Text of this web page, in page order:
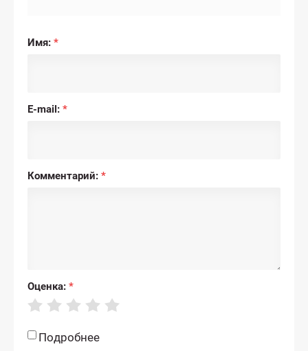
Имя: *
E-mail: *
Комментарий: *
Оценка: *
Подробнее